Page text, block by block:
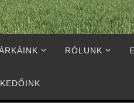
RÓLUNK